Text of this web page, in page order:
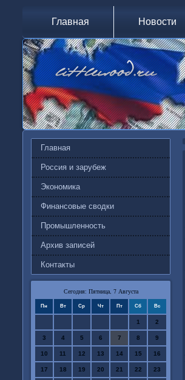
Главная Новости
Главная
Россия и зарубеж
Экономика
Финансовые сводки
Промышленность
Архив записей
Контакты
Сегодня: Пятница, 7 Августа
Пн Вт Ср Чт Пт Сб Вс
1 2
3 4 5 6 7 8 9
10 11 12 13 14 15 16
17 18 19 20 21 22 23